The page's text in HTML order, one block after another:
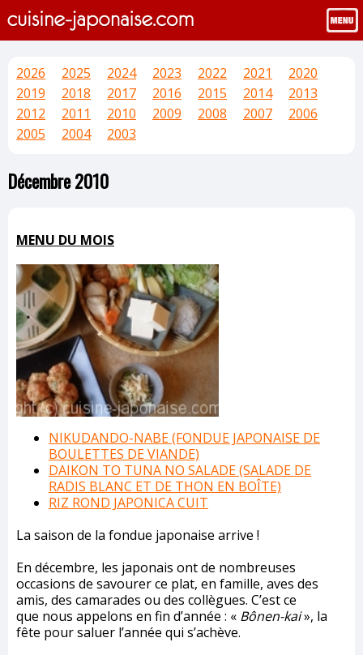
2026 2025 2024 2023 2022 2021
2020
2019
2018 2017 2016 2015 2014
2013
2012
2011 2010 2009 2008 2007
2006
2005
2004 2003
Décembre 2010
MENU DU MOIS
NIKUDANDO-NABE (FONDUE JAPONAISE DE
BOULETTES DE VIANDE)
DAIKON TO TUNA NO SALADE (SALADE DE
RADIS BLANC ET DE THON EN BOÎTE)
RIZ ROND JAPONICA CUIT
La saison de la fondue japonaise arrive !
En décembre, les japonais ont de nombreuses
occasions de savourer ce plat, en famille, aves des
amis, des camarades ou des collègues. C’est ce
que nous appelons en fin d’année : « Bônen-kai», la
fête pour saluer l’année qui s’achève.